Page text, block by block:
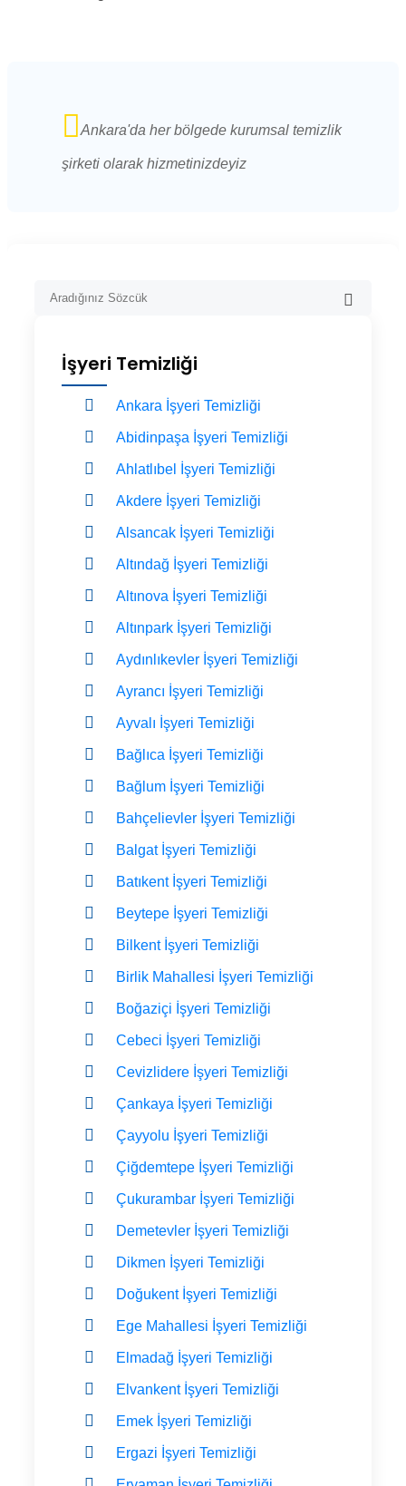
Ankara'da her bölgede kurumsal temizlik
şirketi olarak hizmetinizdeyiz
İşyeri Temizliği
Ankara İşyeri Temizliği
Abidinpaşa İşyeri Temizliği
Ahlatlıbel İşyeri Temizliği
Akdere İşyeri Temizliği
Alsancak İşyeri Temizliği
Altındağ İşyeri Temizliği
Altınova İşyeri Temizliği
Altınpark İşyeri Temizliği
Aydınlıkevler İşyeri Temizliği
Ayrancı İşyeri Temizliği
Ayvalı İşyeri Temizliği
Bağlıca İşyeri Temizliği
Bağlum İşyeri Temizliği
Bahçelievler İşyeri Temizliği
Balgat İşyeri Temizliği
Batıkent İşyeri Temizliği
Beytepe İşyeri Temizliği
Bilkent İşyeri Temizliği
Birlik Mahallesi İşyeri Temizliği
Boğaziçi İşyeri Temizliği
Cebeci İşyeri Temizliği
Cevizlidere İşyeri Temizliği
Çankaya İşyeri Temizliği
Çayyolu İşyeri Temizliği
Çiğdemtepe İşyeri Temizliği
Çukurambar İşyeri Temizliği
Demetevler İşyeri Temizliği
Dikmen İşyeri Temizliği
Doğukent İşyeri Temizliği
Ege Mahallesi İşyeri Temizliği
Elmadağ İşyeri Temizliği
Elvankent İşyeri Temizliği
Emek İşyeri Temizliği
Ergazi İşyeri Temizliği